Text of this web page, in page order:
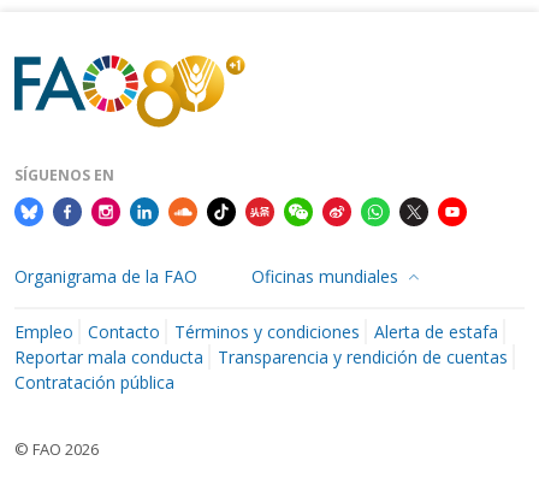
SÍGUENOS EN
Organigrama de la FAO Oficinas mundiales
Empleo Contacto Términos y condiciones
Alerta de estafa
Reportar mala conducta
Transparencia y rendición de cuentas
Contratación pública
© FAO 2026